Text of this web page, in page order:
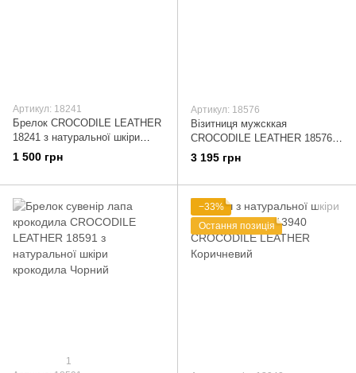
Артикул: 18241
Брелок CROCODILE LEATHER
18241 з натуральної шкіри
крокодила Чорний
1 500 грн
Артикул: 18576
Візитниця мужсккая
CROCODILE LEATHER 18576 з
натуральної шкіри крокодила
3 195 грн
1
−33%
Остання позиція